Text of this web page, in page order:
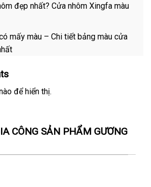
đẹp nhất? Cửa nhôm Xingfa màu
mấy màu – Chi tiết bảng màu cửa
để hiển thị.
CÔNG SẢN PHẨM GƯƠNG